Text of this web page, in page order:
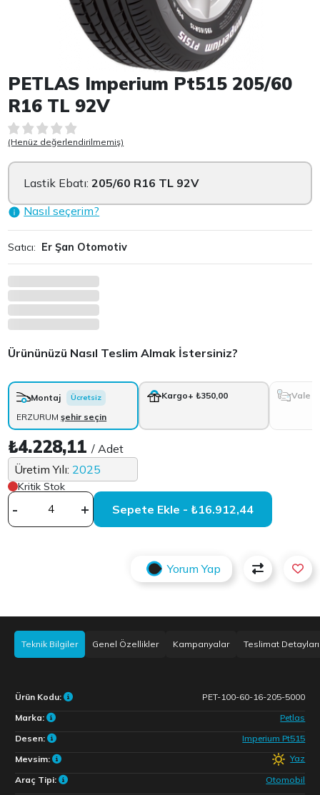
Item 1 of 1
PETLAS Imperium Pt515 205/60
R16 TL 92V
(Henüz değerlendirilmemiş)
Lastik Ebatı:205/60 R16 TL 92V
Nasıl seçerim?
Satıcı: Er Şan Otomotiv
Ürününüzü Nasıl Teslim Almak İstersiniz?
Montaj Ücretsiz
ERZURUMşehir seçin
Kargo+ ₺350,00 Vale
₺4.228,11/ Adet
Üretim Yılı: 2025
Kritik Stok
- + Sepete Ekle - ₺16.912,44
Yorum Yap
Teknik Bilgiler Genel Özellikler Kampanyalar Teslimat Detayları
Ürün Kodu:
PET-100-60-16-205-5000
Marka:
Petlas
Desen:
Imperium Pt515
Mevsim:
Yaz
Araç Tipi:
Otomobil